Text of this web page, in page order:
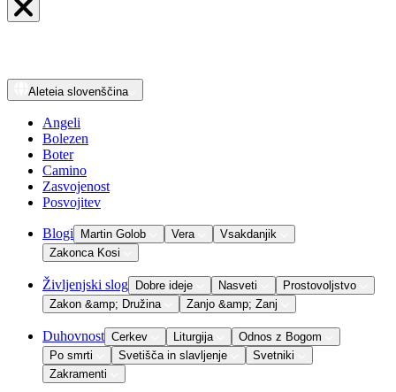
Aleteia slovenščina
Angeli
Bolezen
Boter
Camino
Zasvojenost
Posvojitev
Blogi Martin Golob Vera
Vsakdanjik
Zakonca Kosi
Življenjski slog Dobre ideje Nasveti
Prostovoljstvo
Zakon &amp; Družina
Zanjo &amp; Zanj
Duhovnost Cerkev Liturgija
Odnos z Bogom
Po smrti
Svetišča in slavljenje
Svetniki
Zakramenti